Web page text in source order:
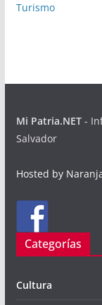
Turismo
Mi Patria.NET-
Salvador
Hosted by
Categorías
Cultura